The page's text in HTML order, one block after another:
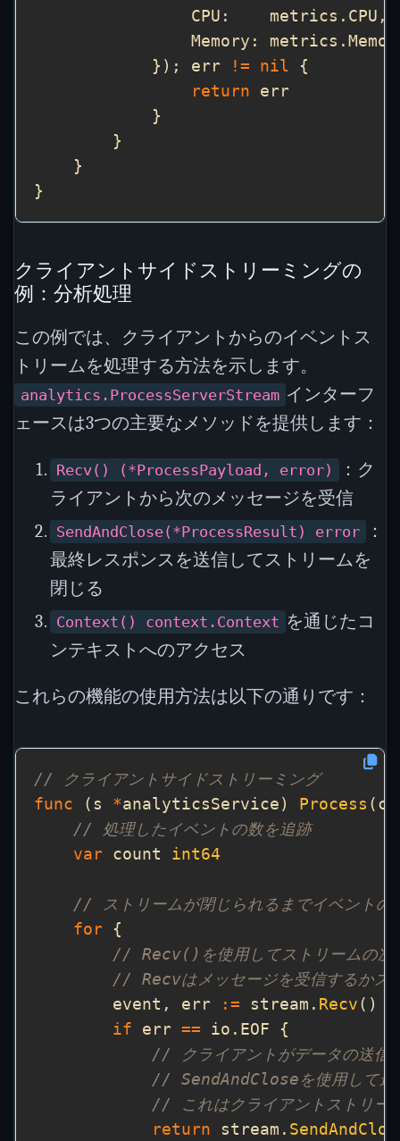
            }); err
!= nil
return
クライアントサイドストリーミングの
例：分析処理
この例では、クライアントからのイベントス
トリームを処理する方法を示します。
analytics.ProcessServerStream インターフ
ェースは3つの主要なメソッドを提供します：
Recv() (*ProcessPayload, error)
：ク
ライアントから次のメッセージを受信
SendAndClose(*ProcessResult) error
：
最終レスポンスを送信してストリームを
閉じる
Context() context.Context を通じたコ
ンテキストへのアクセス
これらの機能の使用方法は以下の通りです：
// クライアントサイドストリーミング
func (s *analyticsService) Process
// 処理したイベントの数を追跡
var count int64
// ストリームが閉じられるまでイベントの
for
// Recv()を使用してストリームの次
// Recvはメッセージを受信するかス
        event, err
:= stream. Recv
if err ==
// クライアントがデータの送信
// SendAndCloseを使用して最
// これはクライアントストリー
return stream.